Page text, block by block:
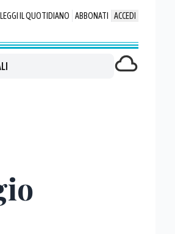
LEGGI IL QUOTIDIANO ABBONATI ACCEDI